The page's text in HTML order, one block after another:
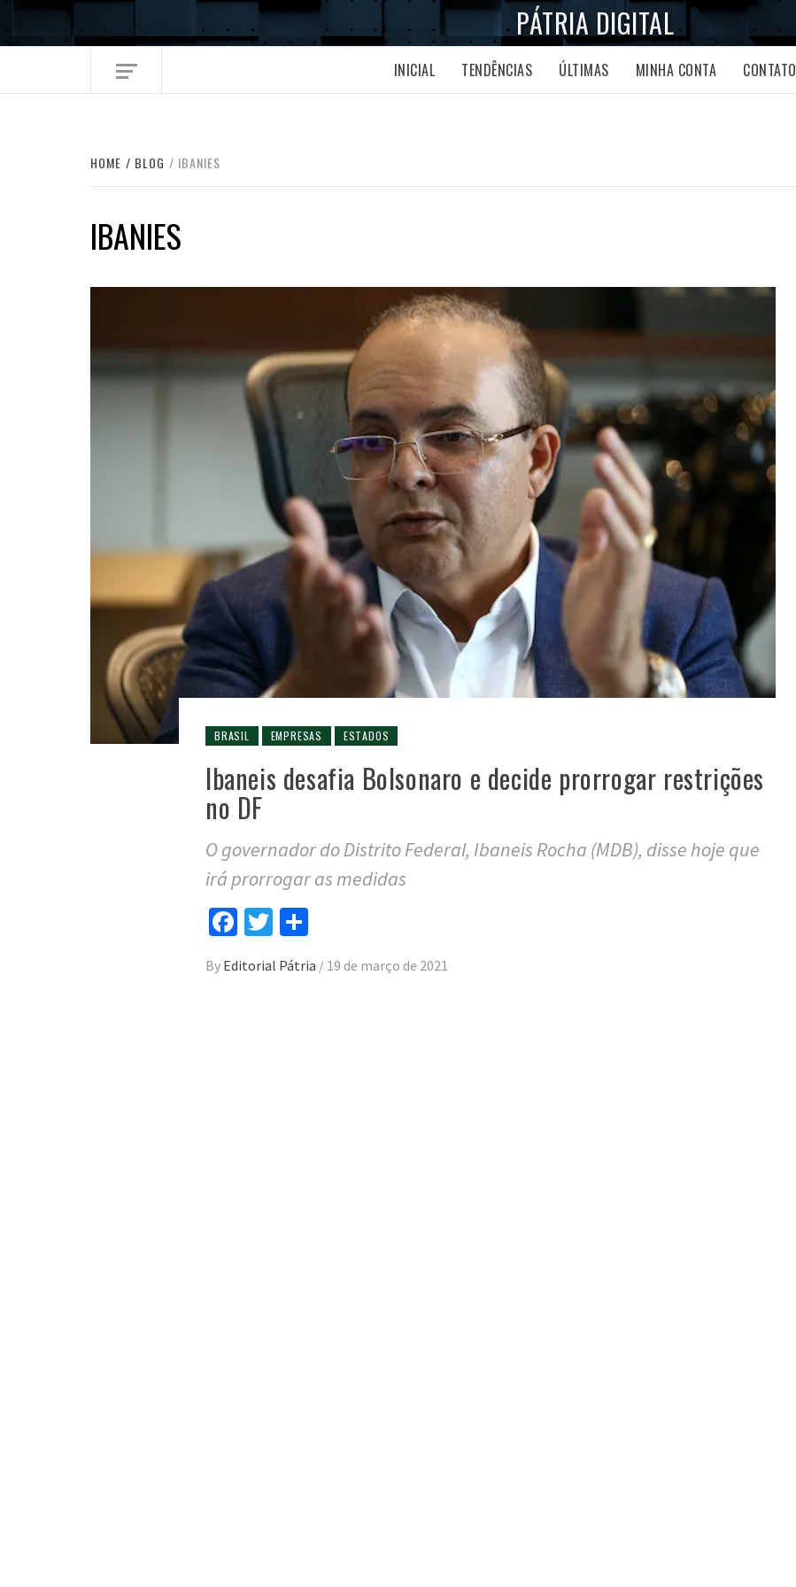
PÁTRIA DIGITAL
INICIAL TENDÊNCIAS ÚLTIMAS MINHA CONTA CONTATO
HOME BLOG IBANIES
IBANIES
BRASIL EMPRESAS ESTADOS
Ibaneis desafia Bolsonaro e decide prorrogar restrições
no DF
O governador do Distrito Federal, Ibaneis Rocha (MDB), disse hoje que
irá prorrogar as medidas
Facebook
Twitter
By Editorial Pátria / 19 de março de 2021